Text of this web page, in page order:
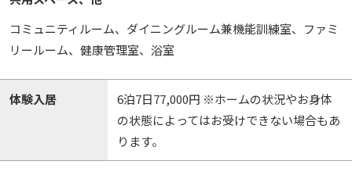
コミュニティルーム、ダイニングルーム兼機能訓練室、ファミ
リールーム、健康管理室、浴室
体験入居
6泊7日77,000円 ※ホームの状況やお身体
の状態によってはお受けできない場合もあ
ります。